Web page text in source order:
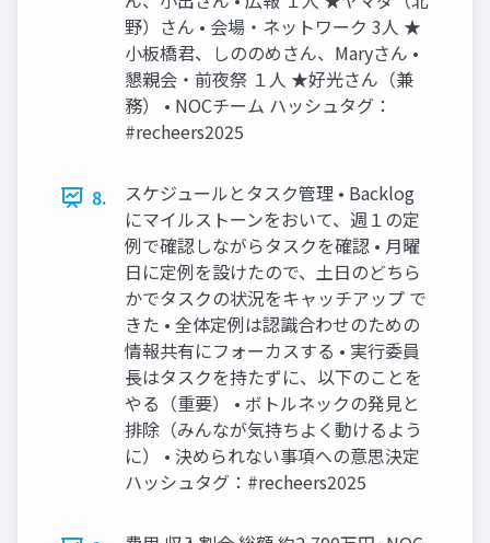
野）さん • 会場・ネットワーク 3人 ★
小板橋君、しののめさん、Maryさん •
懇親会・前夜祭 １人 ★好光さん（兼
務） • NOCチーム ハッシュタグ：
#recheers2025
8.
スケジュールとタスク管理 • Backlog
にマイルストーンをおいて、週１の定
例で確認しながらタスクを確認 • 月曜
日に定例を設けたので、土日のどちら
かでタスクの状況をキャッチアップ で
きた • 全体定例は認識合わせのための
情報共有にフォーカスする • 実行委員
長はタスクを持たずに、以下のことを
やる（重要） • ボトルネックの発見と
排除（みんなが気持ちよく動けるよう
に） • 決められない事項への意思決定
ハッシュタグ：#recheers2025